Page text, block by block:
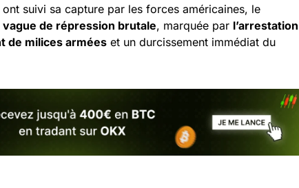
suivi sa capture par les forces américaines, le
vague de répression brutale, marquée par l’arrestation
de milices armées et un durcissement immédiat du